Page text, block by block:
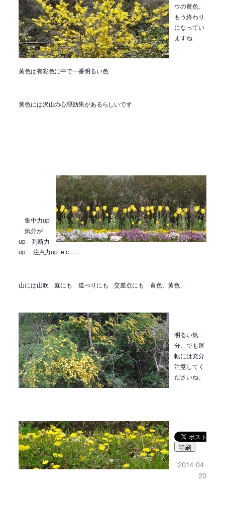
ウの黄色、
もう終わり
になってい
ますね
黄色は有彩色に中で一番明るい色
黄色には沢山の心理効果があるらしいです
集中力up
気分が
up 判断力
up 注意力up etc……
山には山吹 庭にも 道べりにも 交差点にも 黄色、黄色、
明るい気
分、でも運
転には充分
注意してく
ださいね。
印刷
2014-04-
20